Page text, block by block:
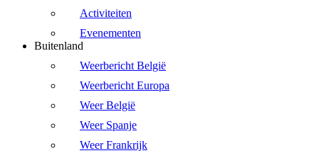
Activiteiten
Evenementen
Buitenland
Weerbericht België
Weerbericht Europa
Weer België
Weer Spanje
Weer Frankrijk